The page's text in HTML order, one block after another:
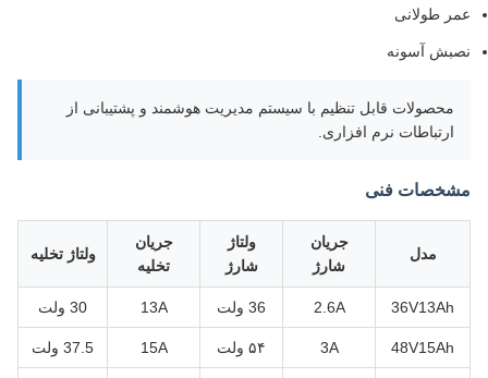
عمر طولانی
نصبش آسونه
محصولات قابل تنظیم با سیستم مدیریت هوشمند و پشتیبانی از
ارتباطات نرم افزاری.
مشخصات فنی
مدل
جریان
شارژ
ولتاژ
شارژ
جریان
تخلیه
ولتاژ تخلیه
36V13Ah
2.6A 36 ولت 13A 30 ولت
48V15Ah
3A ۵۴ ولت 15A 37.5 ولت